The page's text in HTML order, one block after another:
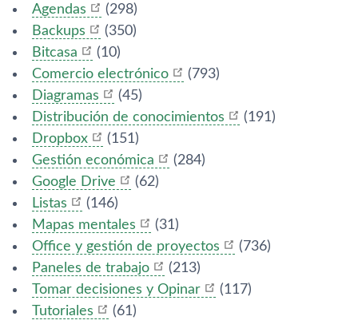
Agendas
(298)
Backups
(350)
Bitcasa
(10)
Comercio electrónico
(793)
Diagramas
(45)
Distribución de conocimientos
(191)
Dropbox
(151)
Gestión económica
(284)
Google Drive
(62)
Listas
(146)
Mapas mentales
(31)
Office y gestión de proyectos
(736)
Paneles de trabajo
(213)
Tomar decisiones y Opinar
(117)
Tutoriales
(61)